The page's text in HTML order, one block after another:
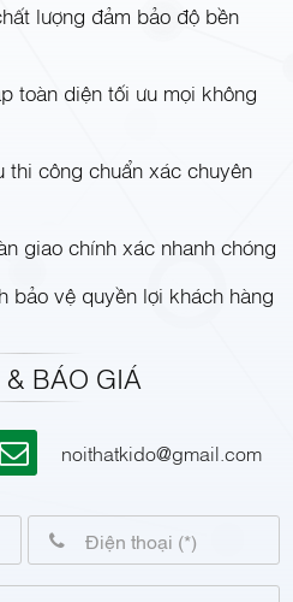
lượng đảm bảo độ bền
toàn diện tối ưu mọi không
thi công chuẩn xác chuyên
giao chính xác nhanh chóng
bảo vệ quyền lợi khách hàng
& BÁO GIÁ
noithatkido@gmail.com